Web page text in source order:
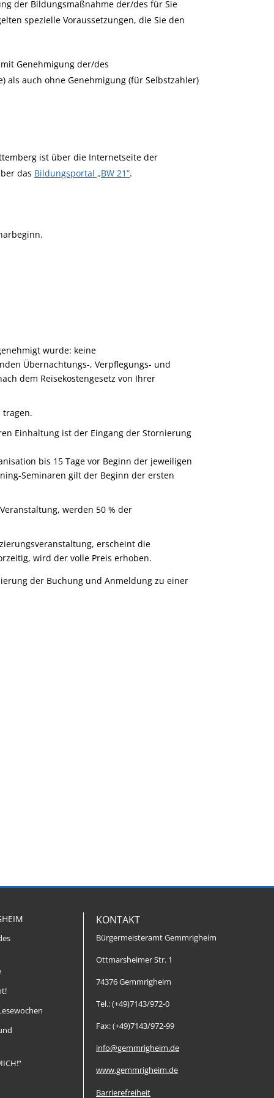
der Bildungsmaßnahme der/des für Sie
spezielle Voraussetzungen, die Sie den
Genehmigung der/des
auch ohne Genehmigung (für Selbstzahler)
ist über die Internetseite der
das Bildungsportal „BW 21“.
wurde: keine
Übernachtungs-, Verpflegungs- und
dem Reisekostengesetz von Ihrer
tragen.
Einhaltung ist der Eingang der Stornierung
bis 15 Tage vor Beginn der jeweiligen
Seminaren gilt der Beginn der ersten
werden 50 % der
erscheint die
wird der volle Preis erhoben.
der Buchung und Anmeldung zu einer
KONTAKT
Bürgermeisteramt Gemmrigheim
Ottmarsheimer Str. 1
74376 Gemmrigheim
Tel.: (+49)7143/972-0
Fax: (+49)7143/972-99
info@gemmrigheim.de
www.gemmrigheim.de
Barrierefreiheit